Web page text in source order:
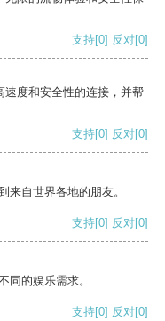
支持[0] 反对[0]
度和安全性的连接，并帮
支持[0] 反对[0]
来自世界各地的朋友。
支持[0] 反对[0]
同的娱乐需求。
支持[0] 反对[0]